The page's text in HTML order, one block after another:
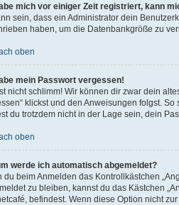
mich vor einiger Zeit registriert, kann
sein, dass ein Administrator dein
haben, um die Datenbankgröße zu
oben
mein Passwort vergessen!
nicht schlimm! Wir können dir zwar dein
klickst und den Anweisungen folgst.
du trotzdem nicht in der Lage sein, dein
oben
werde ich automatisch abgemeldet?
du beim Anmelden das Kontrollkästchen
zu bleiben, kannst du das Kästchen
befindest. Wenn diese Option nicht